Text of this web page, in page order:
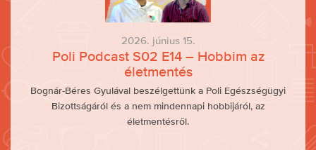
2026. június 15.
Poli Podcast S02 E14 – Hobbim az
életmentés
Bognár-Béres Gyulával beszélgettünk a Poli Egészségügyi
Bizottságáról és a nem mindennapi hobbijáról, az
életmentésről.